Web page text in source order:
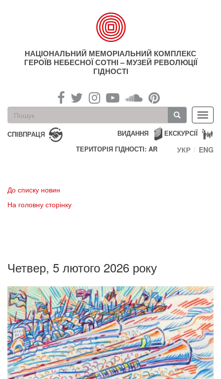
НАЦІОНАЛЬНИЙ МЕМОРІАЛЬНИЙ КОМПЛЕКС
ГЕРОЇВ НЕБЕСНОЇ СОТНІ – МУЗЕЙ РЕВОЛЮЦІЇ
ГІДНОСТІ
Пошукова
форма
Пошук
СПІВПРАЦЯ ЕКСКУРСІЇ
ВИДАННЯ
ТЕРИТОРІЯ ГІДНОСТІ: AR
УКР ENG
До списку новин
На головну сторінку
Четвер, 5 лютого 2026 року